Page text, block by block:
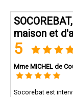
maison et
5
Mme MICHEL de
Socorebat est